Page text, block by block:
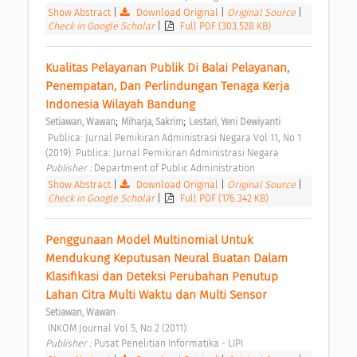
Show Abstract| Download Original Original Source
Check in Google Scholar
Full PDF (303.528 KB)
Kualitas Pelayanan Publik Di Balai Pelayanan,
Penempatan, Dan Perlindungan Tenaga Kerja
Indonesia Wilayah Bandung
Setiawan, Wawan; Miharja, Sakrim; Lestari, Yeni Dewiyanti
(2019): Publica: Jurnal Pemikiran Administrasi Negara
Publisher : Department of Public Administration
Show Abstract| Download Original Original Source
Check in Google Scholar
Full PDF (176.342 KB)
Penggunaan Model Multinomial Untuk
Mendukung Keputusan Neural Buatan Dalam
Klasifikasi dan Deteksi Perubahan Penutup
Lahan Citra Multi Waktu dan Multi Sensor
Setiawan, Wawan
INKOM Journal Vol 5, No 2 (2011)
Publisher : Pusat Penelitian Informatika - LIPI